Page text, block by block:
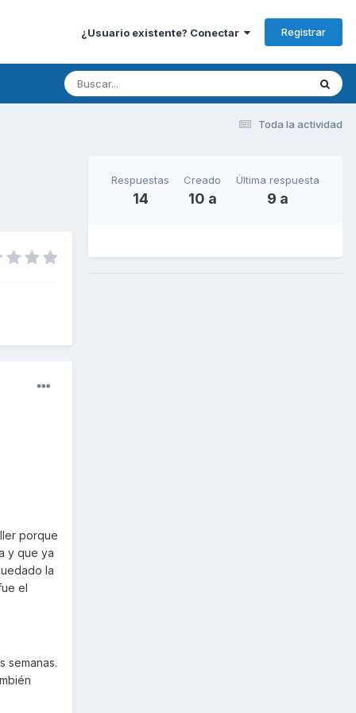
¿Usuario existente? Conectar Registrar
Toda la actividad
porque
y que ya
la
el
semanas.
Respuestas
14
Creado
10 a
Última respuesta
9 a